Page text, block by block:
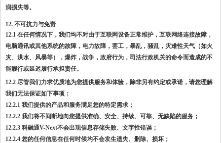
润损失等。
12. 不可抗力与免责
12.1 在任何情况下，我们均不对由于互联网设备正常维护，互联网络连接故障，
电脑通讯或其他系统的故障，电力故障，罢工，暴乱，骚乱，灾难性天气（如火
灾、洪水、风暴等），爆炸，战争，政府行为，司法行政机关的命令而造成的不
能履行或延迟履行承担责任。
12.2 尽管我们力求优质地为您提供服务和体验，除非另有约定或承诺，请您理解
我们无法保证如下事项：
12.2.1 我们提供的产品和服务满足您的特定需求；
12.2.2 我们将不间断地向您提供准确、安全、持续、可靠、无缺陷的服务；
12.2.3 科融通V-Next不会出现信息存储失败、文字性错误；
12.2.4 您的任何信息在任何时候均不会发生遗失、删除、损坏；